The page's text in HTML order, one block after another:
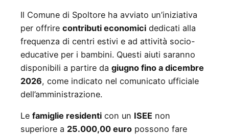
Il Comune di Spoltore ha avviato un’iniziativa
per offrire contributi economici dedicati alla
frequenza di centri estivi e ad attività socio-
educative per i bambini. Questi aiuti saranno
disponibili a partire da giugno fino a dicembre
2026, come indicato nel comunicato ufficiale
dell’amministrazione.
Le famiglie residenti con un ISEE non
superiore a 25.000,00 euro possono fare